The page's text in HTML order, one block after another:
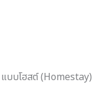
บโฮสต์ (Homestay)